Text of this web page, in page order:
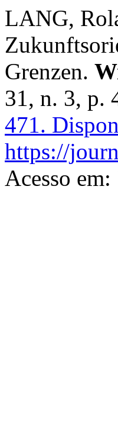
LANG,
Grenzen.
31, n. 3, p.
471.
https://
Acesso